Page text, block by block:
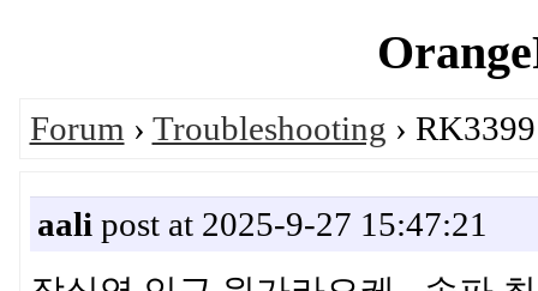
Forum › Troubleshooting ›
aali post at 2025-9-27 15:47:21